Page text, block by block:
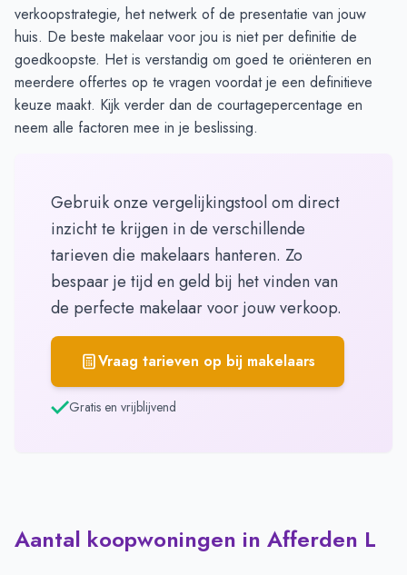
verkoopstrategie, het netwerk of de presentatie van jouw
huis. De beste makelaar voor jou is niet per definitie de
goedkoopste. Het is verstandig om goed te oriënteren en
meerdere offertes op te vragen voordat je een definitieve
keuze maakt. Kijk verder dan de courtagepercentage en
neem alle factoren mee in je beslissing.
Gebruik onze vergelijkingstool om direct
inzicht te krijgen in de verschillende
tarieven die makelaars hanteren. Zo
bespaar je tijd en geld bij het vinden van
de perfecte makelaar voor jouw verkoop.
Vraag tarieven op bij makelaars
Gratis en vrijblijvend
Aantal koopwoningen in Afferden L